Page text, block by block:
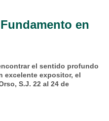
en
el sentido profundo
excelente expositor, el
S.J. 22 al 24 de